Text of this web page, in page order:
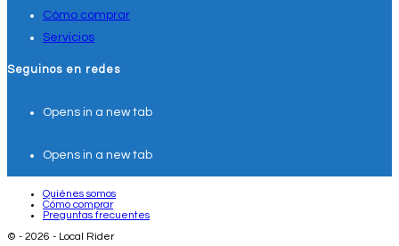
Cómo comprar
Servicios
Seguinos en redes
Opens in a new tab
Opens in a new tab
Quiénes somos
Cómo comprar
Preguntas frecuentes
© - 2026 - Local Rider